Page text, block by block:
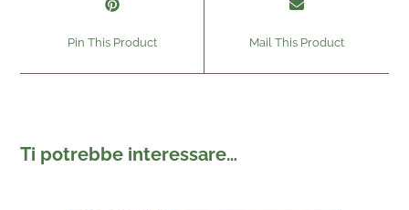
Pin This Product Mail This Product
Ti potrebbe interessare…